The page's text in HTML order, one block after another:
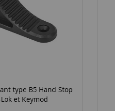
type B5 Hand Stop
et Keymod